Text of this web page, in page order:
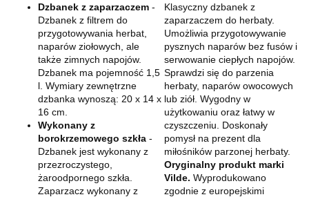
Dzbanek z zaparzaczem -
Dzbanek z filtrem do
przygotowywania herbat,
naparów ziołowych, ale
także zimnych napojów.
Dzbanek ma pojemność 1,5
l. Wymiary zewnętrzne
dzbanka wynoszą: 20 x 14 x
16 cm.
Wykonany z
borokrzemowego szkła -
Dzbanek jest wykonany z
przezroczystego,
żaroodpornego szkła.
Zaparzacz wykonany z
Klasyczny dzbanek z
zaparzaczem do herbaty.
Umożliwia przygotowywanie
pysznych naparów bez fusów i
serwowanie ciepłych napojów.
Sprawdzi się do parzenia
herbaty, naparów owocowych
lub ziół. Wygodny w
użytkowaniu oraz łatwy w
czyszczeniu. Doskonały
pomysł na prezent dla
miłośników parzonej herbaty.
Oryginalny produkt marki
Vilde. Wyprodukowano
zgodnie z europejskimi